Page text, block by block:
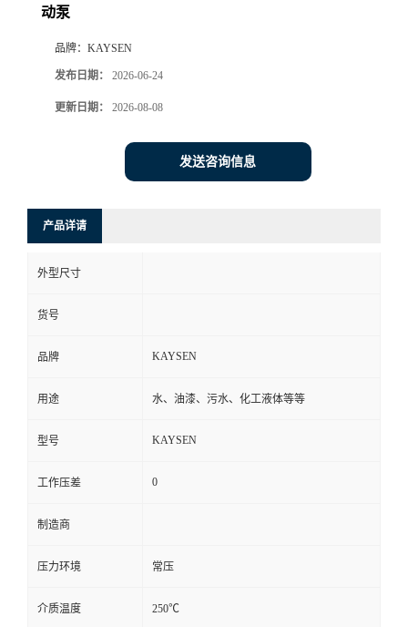
动泵
品牌： KAYSEN
发布日期： 2026-06-24
更新日期： 2026-08-08
发送咨询信息
产品详请
外型尺寸
货号
品牌 KAYSEN
用途 水、油漆、污水、化工液体等等
型号 KAYSEN
工作压差 0
制造商
压力环境 常压
介质温度 250℃